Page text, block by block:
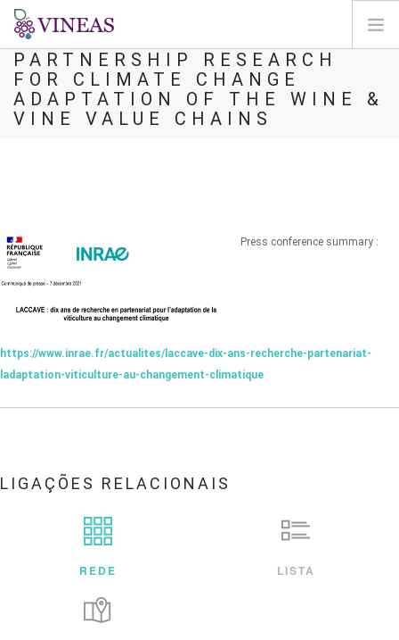
PÁGINA INICIAL
SOBRE A VINEAS
LOGIN
LACCAVE : 10 YEARS OF
PARTNERSHIP RESEARCH
FOR CLIMATE CHANGE
ADAPTATION OF THE WINE &
VINE VALUE CHAINS
Press conference summary :
https://www.inrae.fr/actualites/laccave-dix-ans-recherche-partenariat-
ladaptation-viticulture-au-changement-climatique
LIGAÇÕES RELACIONAIS
REDE LISTA